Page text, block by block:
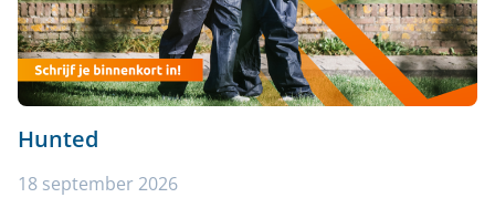
Hunted
18 september 2026